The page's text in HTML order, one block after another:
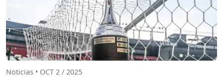
Noticias • OCT 2 / 2025